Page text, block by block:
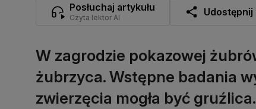
Posłuchaj artykułu
Czyta lektor AI Udostępnij
W zagrodzie pokazowej
żubrzyca. Wstępne badania
zwierzęcia mogła być